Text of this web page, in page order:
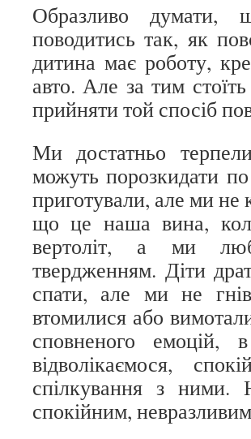
Образливо
поводитись так, як
дитина має роботу,
авто. Але за тим
прийняти той спосіб
Ми достатньо
можуть порозкидати
приготували, але ми
що це наша вина,
вертоліт, а ми
твердженням. Діти
спати, але ми не
втомилися або
сповненого емоцій,
відволікаємося,
спілкування з ними.
спокійним,